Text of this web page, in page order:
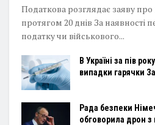
Податкова розглядає заяву
протягом 20 днів За наявності
податку чи військового...
В Україні за пів
випадки гарячки
Рада безпеки
обговорила дрон з